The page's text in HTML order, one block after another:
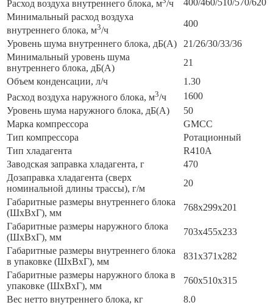
Расход воздуха внутреннего блока, м /ч
Минимальный расход воздуха
внутреннего блока, м3/ч
400
Уровень шума внутреннего блока, дБ(А)
21/26/30/33/36
Минимальный уровень шума
внутреннего блока, дБ(А)
21
Объем конденсации, л/ч
1.30
Расход воздуха наружного блока, м3/ч
1600
Уровень шума наружного блока, дБ(А)
50
Марка компрессора
GMCC
Тип компрессора
Ротационный
Тип хладагента
R410A
Заводская заправка хладагента, г
470
Дозаправка хладагента (сверх
номинальной длины трассы), г/м
20
Габаритные размеры внутреннего блока
(ШxВxГ), мм
768x299x201
Габаритные размеры наружного блока
(ШxВxГ), мм
703x455x233
Габаритные размеры внутреннего блока
в упаковке (ШxВxГ), мм
831x371x282
Габаритные размеры наружного блока в
упаковке (ШxВxГ), мм
760x510x315
Вес нетто внутреннего блока, кг
8.0